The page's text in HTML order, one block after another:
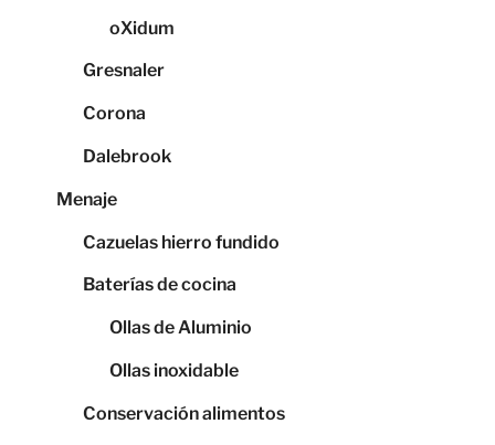
oXidum
Gresnaler
Corona
Dalebrook
Menaje
Cazuelas hierro fundido
Baterías de cocina
Ollas de Aluminio
Ollas inoxidable
Conservación alimentos